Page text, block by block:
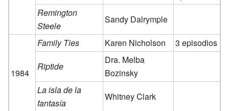
Remington
Steele
Sandy Dalrymple
1984
Family Ties Karen Nicholson
3 episodios
Riptide
Dra. Melba
Bozinsky
La isla de la
fantasía
Whitney Clark